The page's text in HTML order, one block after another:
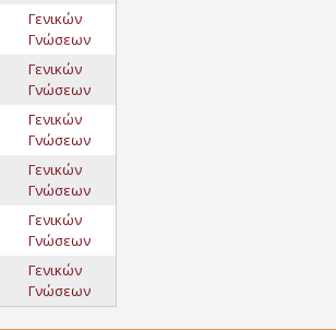
Γενικών
Γνώσεων
Γενικών
Γνώσεων
Γενικών
Γνώσεων
Γενικών
Γνώσεων
Γενικών
Γνώσεων
Γενικών
Γνώσεων